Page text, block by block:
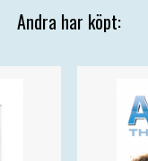
Andra har köpt: